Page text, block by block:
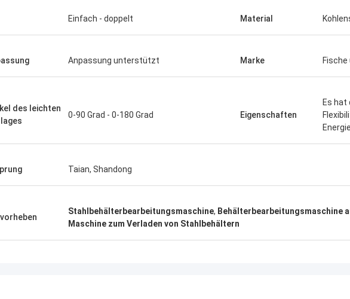
Einfach - doppelt Material
Anpassung unterstützt Marke Fische
des leichten
0-90 Grad - 0-180 Grad Eigenschaften
Es hat
Taian, Shandong
Stahlbehälterbearbeitungsmaschine, Behälterbearbeitungsmaschine
Maschine zum Verladen von Stahlbehältern